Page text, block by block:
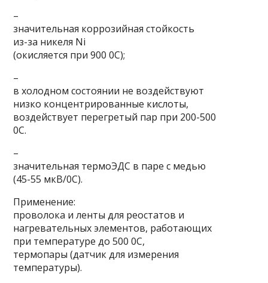
–
значительная коррозийная стойкость
из-за никеля Ni
(окисляется при 900 0С);
–
в холодном состоянии не воздействуют
низко концентрированные кислоты,
воздействует перегретый пар при 200-500
0С.
–
значительная термоЭДС в паре с медью
(45-55 мкВ/0С).
Применение:
проволока и ленты для реостатов и
нагревательных элементов, работающих
при температуре до 500 0С,
термопары (датчик для измерения
температуры).